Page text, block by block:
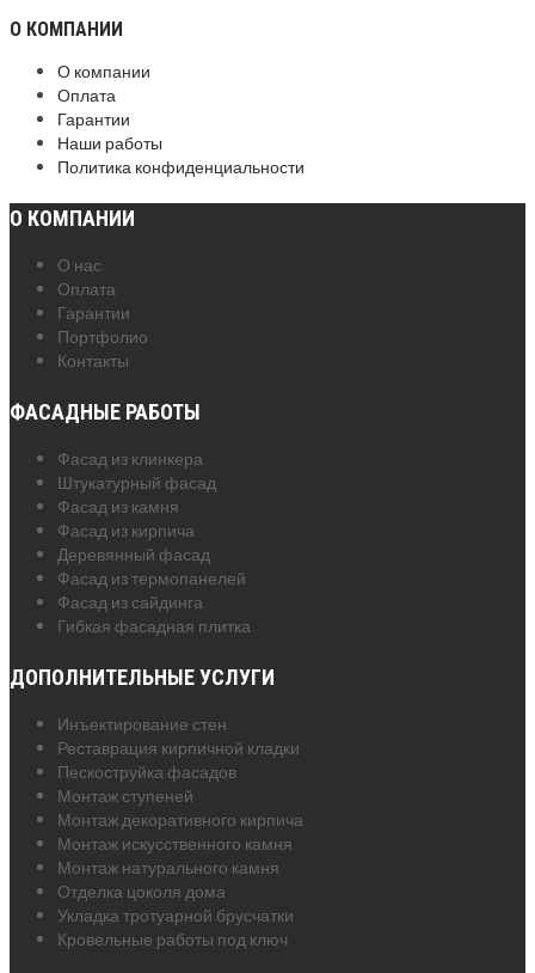
О КОМПАНИИ
О компании
Оплата
Гарантии
Наши работы
Политика конфиденциальности
О КОМПАНИИ
О нас
Оплата
Гарантии
Портфолио
Контакты
ФАСАДНЫЕ РАБОТЫ
Фасад из клинкера
Штукатурный фасад
Фасад из камня
Фасад из кирпича
Деревянный фасад
Фасад из термопанелей
Фасад из сайдинга
Гибкая фасадная плитка
ДОПОЛНИТЕЛЬНЫЕ УСЛУГИ
Инъектирование стен
Реставрация кирпичной кладки
Пескоструйка фасадов
Монтаж ступеней
Монтаж декоративного кирпича
Монтаж искусственного камня
Монтаж натурального камня
Отделка цоколя дома
Укладка тротуарной брусчатки
Кровельные работы под ключ